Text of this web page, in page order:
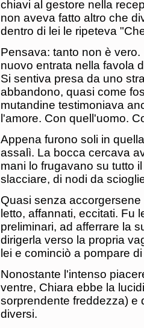
chiavi al gestore nella
non aveva fatto altro che
dentro di lei le ripeteva
Pensava: tanto non è
nuovo entrata nella favola
Si sentiva presa da uno
abbandono, quasi come
mutandine testimoniava
l'amore. Con quell'uomo.
Appena furono soli in
assalì. La bocca cercava
mani lo frugavano su tutto
slacciare, di nodi da
Quasi senza
letto, affannati, eccitati. Fu
preliminari, ad afferrare la
dirigerla verso la propria
lei e cominciò a pompare
Nonostante l'intenso
ventre, Chiara ebbe la
sorprendente freddezza) e
diversi.